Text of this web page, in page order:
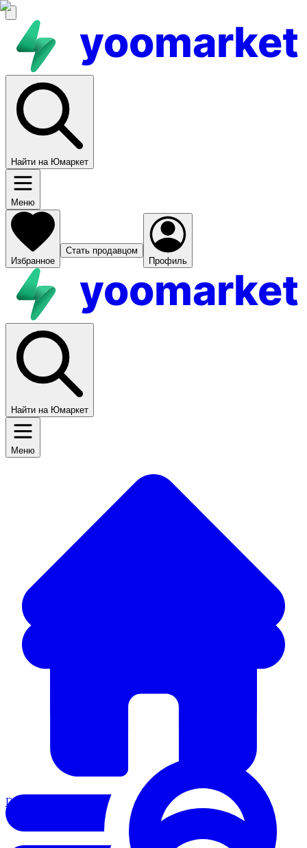
yoomarket
Найти на Юмаркет
Меню
Избранное
Стать продавцом
Профиль
yoomarket
Найти на Юмаркет
Меню
Главная